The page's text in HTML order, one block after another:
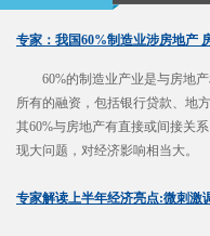
专家：我国60%制造业涉房地产
60%的制造业产业是与房地
所有的融资，包括银行贷款、地
其60%与房地产有直接或间接关
现大问题，对经济影响相当大。
专家解读上半年经济亮点:微刺激